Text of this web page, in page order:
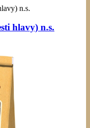
hlavy) n.s.